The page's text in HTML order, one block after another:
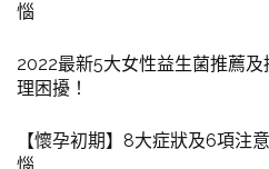
惱
2022最新5大女性益生菌推薦
理困擾！
【懷孕初期】8大症狀及6項注